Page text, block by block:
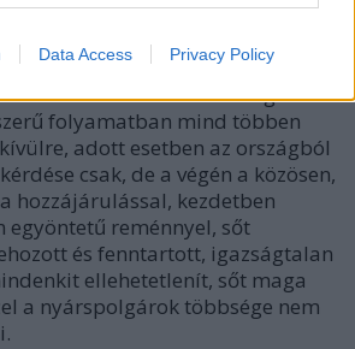
Data Access Privacy Policy
az élet minden területét előbb-
hogy egyre szűkül a
a köre, akik a kívülre szorítottak
érdekeiket. Az önmagát
folyamatban mind többen
adott esetben az országból
csak, de a végén a közösen,
hozzájárulással, kezdetben
egyöntetű reménnyel, sőt
és fenntartott, igazságtalan
ellehetetlenít, sőt maga
a nyárspolgárok többsége nem